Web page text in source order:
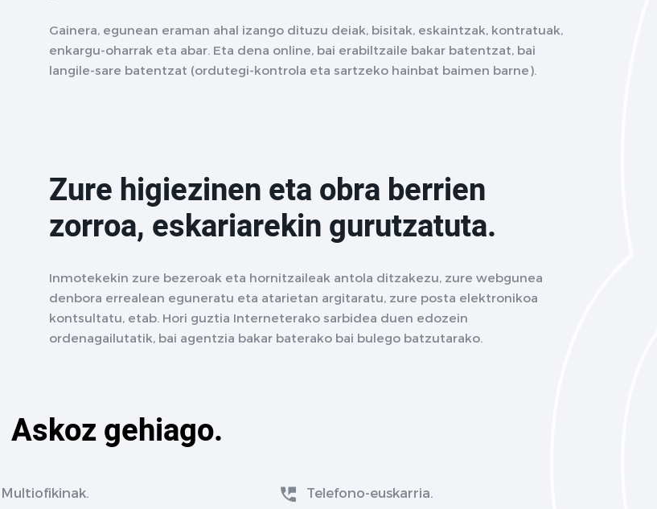
Gainera, egunean eraman ahal izango dituzu deiak, bisitak, eskaintzak, kontratuak,
enkargu-oharrak eta abar. Eta dena online, bai erabiltzaile bakar batentzat, bai
langile-sare batentzat (ordutegi-kontrola eta sartzeko hainbat baimen barne).
Zure higiezinen eta obra berrien
zorroa, eskariarekin gurutzatuta.
Inmotekekin zure bezeroak eta hornitzaileak antola ditzakezu, zure webgunea
denbora errealean eguneratu eta atarietan argitaratu, zure posta elektronikoa
kontsultatu, etab. Hori guztia Interneterako sarbidea duen edozein
ordenagailutatik, bai agentzia bakar baterako bai bulego batzutarako.
Askoz gehiago.
Multiofikinak. Telefono-euskarria.